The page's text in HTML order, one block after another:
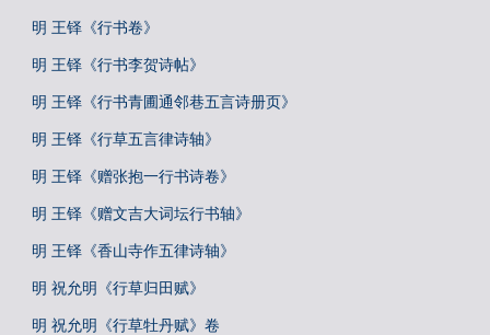
明 王铎《行书卷》
明 王铎《行书李贺诗帖》
明 王铎《行书青圃通邻巷五言诗册页》
明 王铎《行草五言律诗轴》
明 王铎《赠张抱一行书诗卷》
明 王铎《赠文吉大词坛行书轴》
明 王铎《香山寺作五律诗轴》
明 祝允明《行草归田赋》
明 祝允明《行草牡丹赋》卷